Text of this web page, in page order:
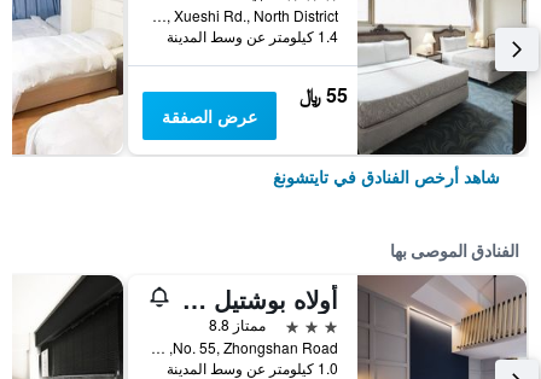
No.181, Xueshi Rd., North District, تايتشونغ, تايوان
1.4 كيلومتر عن وسط المدينة
55 ﷼
عرض الصفقة
شاهد أرخص الفنادق في تايتشونغ
الفنادق الموصى بها
أولاه بوشتيل - تايتشونج ستيشن
3 نجوم
ممتاز 8.8
No. 55, Zhongshan Road, تايتشونغ, تايوان
1.0 كيلومتر عن وسط المدينة